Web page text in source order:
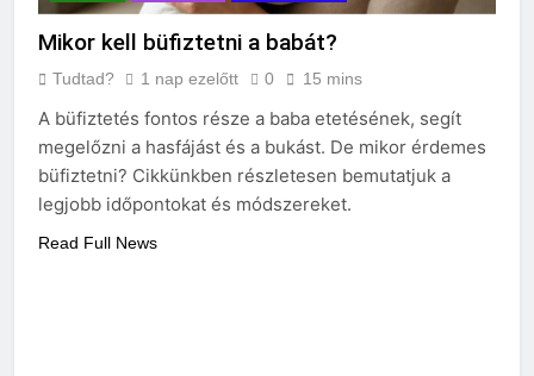
Mikor kell büfiztetni a babát?
Tudtad? 1 nap ezelőtt 0 15 mins
A büfiztetés fontos része a baba etetésének, segít
megelőzni a hasfájást és a bukást. De mikor érdemes
büfiztetni? Cikkünkben részletesen bemutatjuk a
legjobb időpontokat és módszereket.
Read Full News